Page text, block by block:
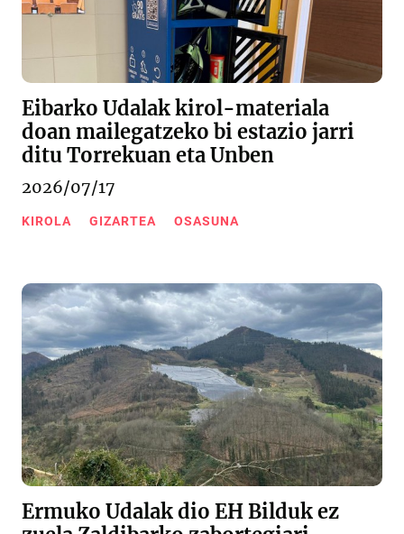
Eibarko Udalak kirol-materiala
doan mailegatzeko bi estazio jarri
ditu Torrekuan eta Unben
2026/07/17
KIROLA GIZARTEA OSASUNA
Ermuko Udalak dio EH Bilduk ez